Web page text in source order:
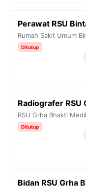
Perawat RSU
Rumah Sakit Umum
Ditutup
Radiografer RSU
RSU Grha Bhakti
Ditutup
Bidan RSU Grha